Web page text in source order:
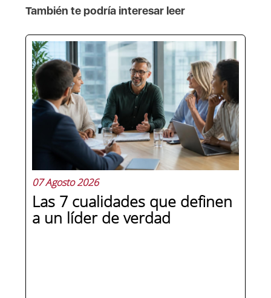
También te podría interesar leer
07 Agosto 2026
Las 7 cualidades que definen
a un líder de verdad